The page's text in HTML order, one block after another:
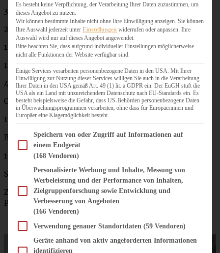
30 g Bärlauch
250 ml Sahne
1 Becher Schmand (200 g)
100 ml Wasser
400 g Hähnchenbrust
Olivenöl
1 Päckchen frische Gnocchi (400 – 500 g)
Butter
1 geh. TL Hühnerbrühe (Granulat)
Salz, Pfeffer
Zum Servieren: noch etwas Bärlauch und nach Belieben
Parmesankäse
Es besteht keine Verpflichtung, der Verarbeitung Ihrer Daten zuzustimmen, um
dieses Angebot zu nutzen.
Wir können bestimmte Inhalte nicht ohne Ihre Einwilligung anzeigen. Sie können
Ihre Auswahl jederzeit unter Einstellungen widerrufen oder anpassen. Ihre
Auswahl wird nur auf dieses Angebot angewendet.
Bitte beachten Sie, dass aufgrund individueller Einstellungen möglicherweise
nicht alle Funktionen der Website verfügbar sind.
Einige Services verarbeiten personenbezogene Daten in den USA. Mit Ihrer
Einwilligung zur Nutzung dieser Services willigen Sie auch in die Verarbeitung
Ihrer Daten in den USA gemäß Art. 49 (1) lit. a GDPR ein. Der EuGH stuft die
USA als ein Land mit unzureichendem Datenschutz nach EU-Standards ein. Es
besteht beispielsweise die Gefahr, dass US-Behörden personenbezogene Daten
in Überwachungsprogrammen verarbeiten, ohne dass für Europäerinnen und
Europäer eine Klagemöglichkeit besteht.
Im Folgenden finden Sie eine Liste der Zwecke des IAB Transparency and Consent
Speichern von oder Zugriff auf Informationen auf
einem Endgerät
(168 Vendoren)
Personalisierte Werbung und Inhalte, Messung von
Werbeleistung und der Performance von Inhalten,
Zielgruppenforschung sowie Entwicklung und
Verbesserung von Angeboten
(166 Vendoren)
Verwendung genauer Standortdaten (59 Vendoren)
Geräte anhand von aktiv angeforderten Informationen
identifizieren